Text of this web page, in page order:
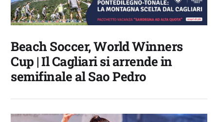
Beach Soccer, World Winners
Cup | Il Cagliari si arrende in
semifinale al Sao Pedro